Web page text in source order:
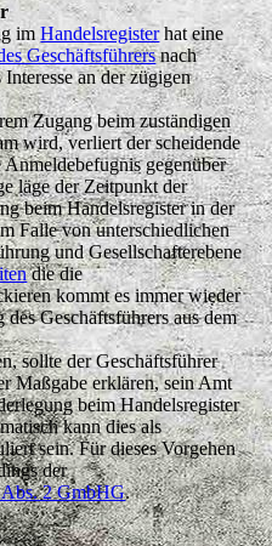
imHandelsregisterhat eine
Geschäftsführersnach
an der zügigen
Zugang beim zuständigen
wird, verliert der scheidende
gegenüber
läge der Zeitpunkt der
beim Handelsregister in der
Falle von unterschiedlichen
und Gesellschafterebene
die die
kommt es immer wieder
Geschäftsführers aus dem
sollte der Geschäftsführer
Maßgabe erklären, sein Amt
beim Handelsregister
kann dies als
sein. Für dieses Vorgehen
der
Abs. 2 GmbHG.